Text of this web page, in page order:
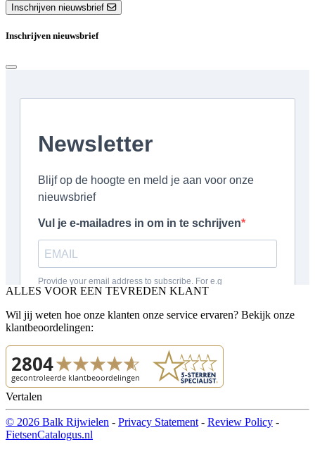
Inschrijven nieuwsbrief
Inschrijven nieuwsbrief
ALLES VOOR EEN TEVREDEN KLANT
Wil jij weten hoe onze klanten onze service ervaren? Bekijk onze
klantbeoordelingen:
Vertalen
© 2026 Balk Rijwielen - Privacy Statement - Review Policy -
FietsenCatalogus.nl